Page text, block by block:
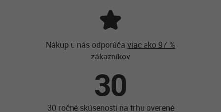
Nákup u nás odporúča viac ako 97 %
zákazníkov
30
30 ročné skúsenosti na trhu overené